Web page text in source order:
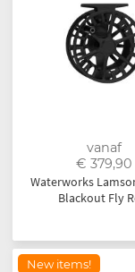
vanaf
€ 379,90
Waterworks
Blackout Fly
New items!